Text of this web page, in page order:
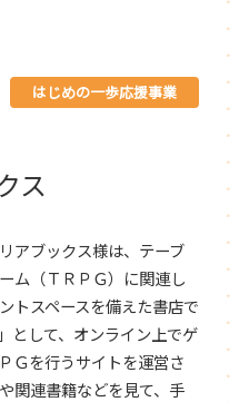
はじめの一歩応援事業
ス
アブックス様は、テーブ
ム（ＴＲＰＧ）に関連し
トスペースを備えた書店で
として、オンライン上でゲ
Ｇを行うサイトを運営さ
関連書籍などを見て、手